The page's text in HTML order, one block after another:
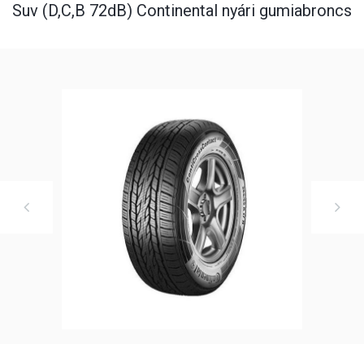
Suv (D,C,B 72dB) Continental nyári gumiabroncs